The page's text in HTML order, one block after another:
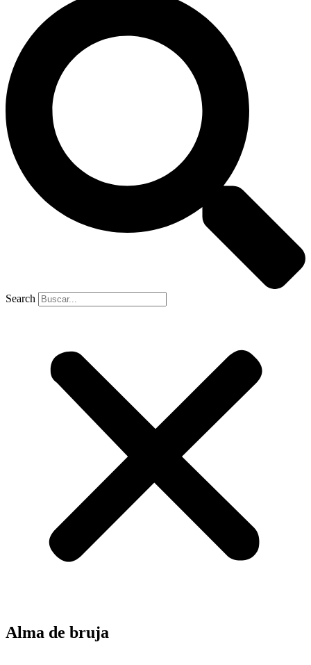
Search
Alma de bruja